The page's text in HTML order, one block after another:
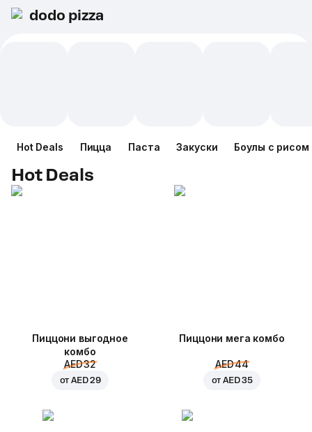
dodo pizza
Hot Deals Пицца Паста Закуски Боулы с рисом
Hot Deals
Пиццони выгодное
комбо
AED 32
отAED 29
Пиццони мега комбо
AED 44
отAED 35